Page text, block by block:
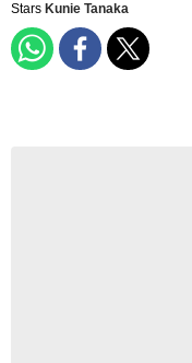
Stars Kunie Tanaka